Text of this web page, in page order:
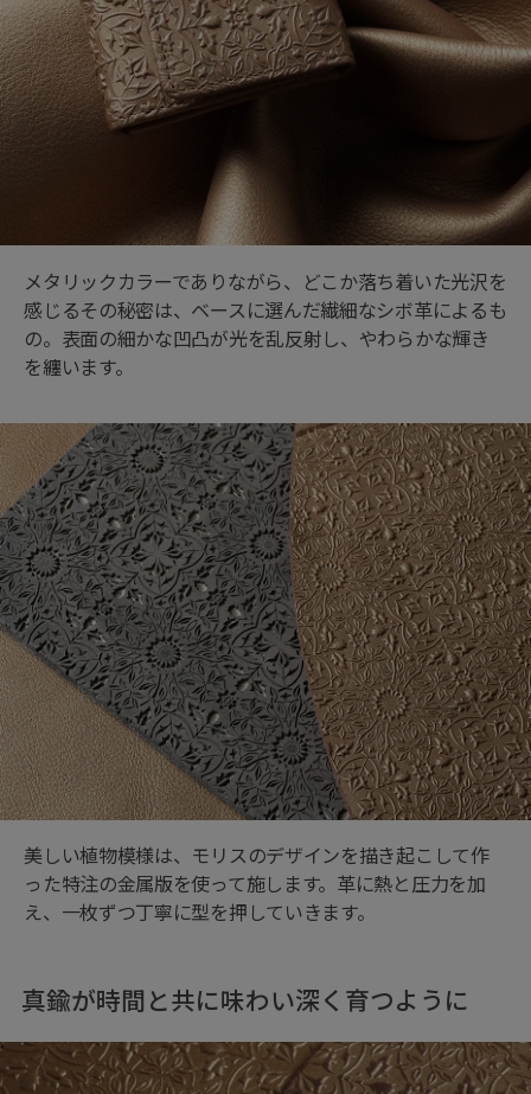
メタリックカラーでありながら、どこか落ち着いた光沢を
感じるその秘密は、ベースに選んだ繊細なシボ革によるも
の。表面の細かな凹凸が光を乱反射し、やわらかな輝き
を纏います。
美しい植物模様は、モリスのデザインを描き起こして作
った特注の金属版を使って施します。革に熱と圧力を加
え、一枚ずつ丁寧に型を押していきます。
真鍮が時間と共に味わい深く育つように